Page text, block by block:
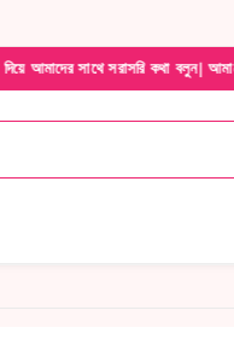
কথা বলুন| আমাদের যেকোনো